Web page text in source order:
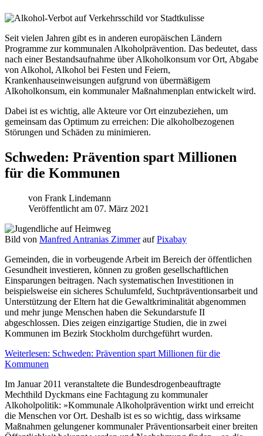
Seit vielen Jahren gibt es in anderen europäischen Ländern
Programme zur kommunalen Alkoholprävention. Das bedeutet, dass
nach einer Bestandsaufnahme über Alkoholkonsum vor Ort, Abgabe
von Alkohol, Alkohol bei Festen und Feiern,
Krankenhauseinweisungen aufgrund von übermäßigem
Alkoholkonsum, ein kommunaler Maßnahmenplan entwickelt wird.
Dabei ist es wichtig, alle Akteure vor Ort einzubeziehen, um
gemeinsam das Optimum zu erreichen: Die alkoholbezogenen
Störungen und Schäden zu minimieren.
Schweden: Prävention spart Millionen
für die Kommunen
von Frank Lindemann
Veröffentlicht am 07. März 2021
Bild von Manfred Antranias ZimmeraufPixabay
Gemeinden, die in vorbeugende Arbeit im Bereich der öffentlichen
Gesundheit investieren, können zu großen gesellschaftlichen
Einsparungen beitragen. Nach systematischen Investitionen in
beispielsweise ein sicheres Schulumfeld, Suchtpräventionsarbeit und
Unterstützung der Eltern hat die Gewaltkriminalität abgenommen
und mehr junge Menschen haben die Sekundarstufe II
abgeschlossen. Dies zeigen einzigartige Studien, die in zwei
Kommunen im Bezirk Stockholm durchgeführt wurden.
Weiterlesen: Schweden: Prävention spart Millionen für die
Kommunen
Im Januar 2011 veranstaltete die Bundesdrogenbeauftragte
Mechthild Dyckmans eine Fachtagung zu kommunaler
Alkoholpolitik: »Kommunale Alkoholprävention wirkt und erreicht
die Menschen vor Ort. Deshalb ist es so wichtig, dass wirksame
Maßnahmen gelungener kommunaler Präventionsarbeit einer breiten